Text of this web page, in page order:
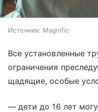
Источник: Magnific
Все установленные
ограничения
щадящие, особые
— дети до 16 лет